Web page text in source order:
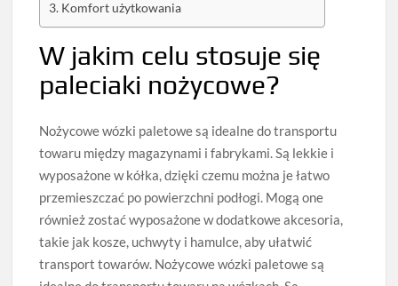
Komfort użytkowania
W jakim celu stosuje się
paleciaki nożycowe?
Nożycowe wózki paletowe są idealne do transportu
towaru między magazynami i fabrykami. Są lekkie i
wyposażone w kółka, dzięki czemu można je łatwo
przemieszczać po powierzchni podłogi. Mogą one
również zostać wyposażone w dodatkowe akcesoria,
takie jak kosze, uchwyty i hamulce, aby ułatwić
transport towarów. Nożycowe wózki paletowe są